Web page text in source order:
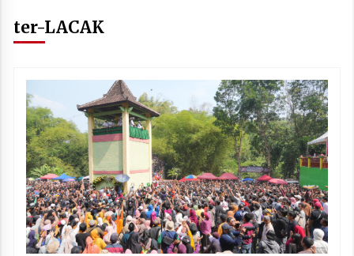
ter-LACAK